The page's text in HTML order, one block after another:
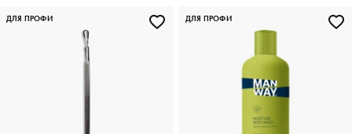
ДЛЯ ПРОФИ ДЛЯ ПРОФИ